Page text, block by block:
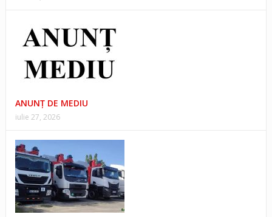
ANUNŢ DE MEDIU
iulie 27, 2026